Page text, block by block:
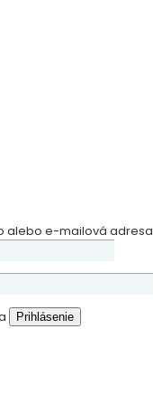
alebo e-mailová adresa
Prihlásenie